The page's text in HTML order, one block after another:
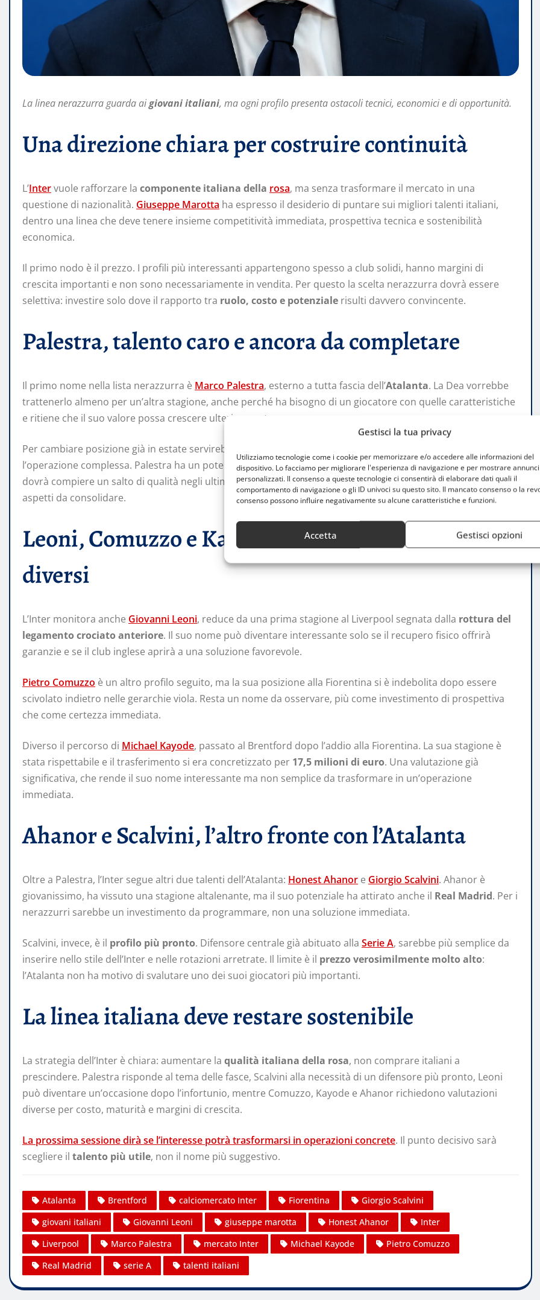
Gestisci la tua privacy
Utilizziamo tecnologie come i cookie per memorizzare e/o accedere alle informazioni del
dispositivo. Lo facciamo per migliorare l'esperienza di navigazione e per mostrare
personalizzati. Il consenso a queste tecnologie ci consentirà di elaborare dati quali il
comportamento di navigazione o gli ID univoci su questo sito. Il mancato consenso o la
consenso possono influire negativamente su alcune caratteristiche e funzioni.
Accetta Gestisci opzioni
La linea nerazzurra guarda aigiovani italiani, ma ogni profilo presenta ostacoli tecnici, economici e di opportunità.
Una direzione chiara per costruire continuità
L’Intervuole rafforzare la componente italiana della rosa, ma senza trasformare il mercato in una
questione di nazionalità. Giuseppe Marotta ha espresso il desiderio di puntare sui migliori talenti italiani,
dentro una linea che deve tenere insieme competitività immediata, prospettiva tecnica e sostenibilità
economica.
Il primo nodo è il prezzo. I profili più interessanti appartengono spesso a club solidi, hanno margini di
crescita importanti e non sono necessariamente in vendita. Per questo la scelta nerazzurra dovrà essere
selettiva: investire solo dove il rapporto tra ruolo, costo e potenziale risulti davvero convincente.
Palestra, talento caro e ancora da completare
Il primo nome nella lista nerazzurra è Marco Palestra, esterno a tutta fascia dell’Atalanta. La Dea vorrebbe
trattenerlo almeno per un’altra stagione, anche perché ha bisogno di un giocatore con quelle caratteristiche
e ritiene che il suo valore possa crescere ulteriormente.
Per cambiare posizione già in estate servirebbe un’offerta fino a
l’operazione complessa. Palestra ha un potenziale notevole, ma prima di giustificare un investimento simile
dovrà compiere un salto di qualità negli ultimi metri: scelte finali, continuità offensiva e incisività restano gli
aspetti da consolidare.
Leoni, Comuzzo e Kayode: occasioni diverse, rischi
diversi
L’Inter monitora anche Giovanni Leoni, reduce da una prima stagione al Liverpool segnata dalla rottura del
legamento crociato anteriore. Il suo nome può diventare interessante solo se il recupero fisico offrirà
garanzie e se il club inglese aprirà a una soluzione favorevole.
Pietro Comuzzo è un altro profilo seguito, ma la sua posizione alla Fiorentina si è indebolita dopo essere
scivolato indietro nelle gerarchie viola. Resta un nome da osservare, più come investimento di prospettiva
che come certezza immediata.
Diverso il percorso di Michael Kayode, passato al Brentford dopo l’addio alla Fiorentina. La sua stagione è
stata rispettabile e il trasferimento si era concretizzato per 17,5 milioni di euro. Una valutazione già
significativa, che rende il suo nome interessante ma non semplice da trasformare in un’operazione
immediata.
Ahanor e Scalvini, l’altro fronte con l’Atalanta
Oltre a Palestra, l’Inter segue altri due talenti dell’Atalanta: Honest Ahanor e Giorgio Scalvini. Ahanor è
giovanissimo, ha vissuto una stagione altalenante, ma il suo potenziale ha attirato anche il Real Madrid. Per i
nerazzurri sarebbe un investimento da programmare, non una soluzione immediata.
Scalvini, invece, è il profilo più pronto. Difensore centrale già abituato alla Serie A, sarebbe più semplice da
inserire nello stile dell’Inter e nelle rotazioni arretrate. Il limite è il prezzo verosimilmente molto alto:
l’Atalanta non ha motivo di svalutare uno dei suoi giocatori più importanti.
La linea italiana deve restare sostenibile
La strategia dell’Inter è chiara: aumentare la qualità italiana della rosa, non comprare italiani a
prescindere. Palestra risponde al tema delle fasce, Scalvini alla necessità di un difensore più pronto, Leoni
può diventare un’occasione dopo l’infortunio, mentre Comuzzo, Kayode e Ahanor richiedono valutazioni
diverse per costo, maturità e margini di crescita.
La prossima sessione dirà se l’interesse potrà trasformarsi in operazioni concrete. Il punto decisivo sarà
scegliere il talento più utile, non il nome più suggestivo.
Atalanta Brentford calciomercato Inter Fiorentina
Giorgio Scalvini
giovani italiani
Giovanni Leoni giuseppe marotta Honest Ahanor
Inter
Liverpool
Marco Palestra mercato Inter Michael Kayode
Pietro Comuzzo
Real Madrid
serie A talenti italiani